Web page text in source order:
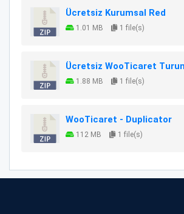
Ücretsiz Kurumsal Red
1.01 MB 1 file(s)
Ücretsiz WooTicaret
1.88 MB 1 file(s)
WooTicaret - Duplicator
112 MB 1 file(s)